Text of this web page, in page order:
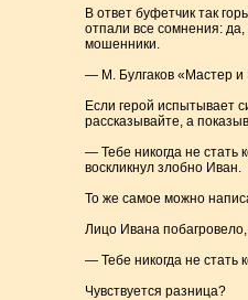
В ответ буфетчик так
отпали все сомнения: да,
мошенники.
— М. Булгаков «Мастер и
Если герой испытывает
рассказывайте, а
— Тебе никогда не стать
воскликнул злобно Иван.
То же самое можно
Лицо Ивана побагровело,
— Тебе никогда не стать
Чувствуется разница?